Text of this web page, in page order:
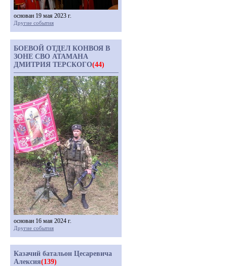
основан 19 мая 2023 г.
Другие события
БОЕВОЙ ОТДЕЛ КОНВОЯ В
ЗОНЕ СВО АТАМАНА
ДМИТРИЯ ТЕРСКОГО(44)
основан 16 мая 2024 г.
Другие события
Казачий батальон Цесаревича
Алексия(139)